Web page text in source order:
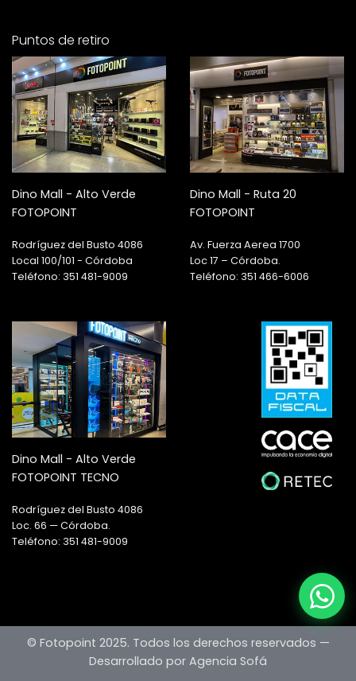
Puntos de retiro
Dino Mall - Alto Verde
FOTOPOINT
Rodríguez del Busto 4086
Local 100/101 - Córdoba
Teléfono: 351 481-9009
Dino Mall - Ruta 20
FOTOPOINT
Av. Fuerza Aerea 1700
Loc 17 – Córdoba.
Teléfono: 351 466-6006
Dino Mall - Alto Verde
FOTOPOINT TECNO
Rodríguez del Busto 4086
Loc. 66 — Córdoba.
Teléfono: 351 481-9009
© Fotopoint 2025. Todos los derechos reservados —
Desarrollado por Agencia Sofá